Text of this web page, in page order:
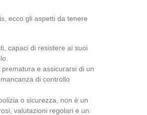
ecco gli aspetti da tenere
capaci di resistere ai suoi
e assicurarsi di un
di controllo
o sicurezza, non è un
valutazioni regolari e un